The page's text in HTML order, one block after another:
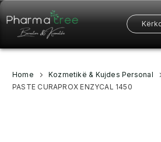
Home
Kozmetikë & Kujdes Personal
PASTE CURAPROX ENZYCAL 1450